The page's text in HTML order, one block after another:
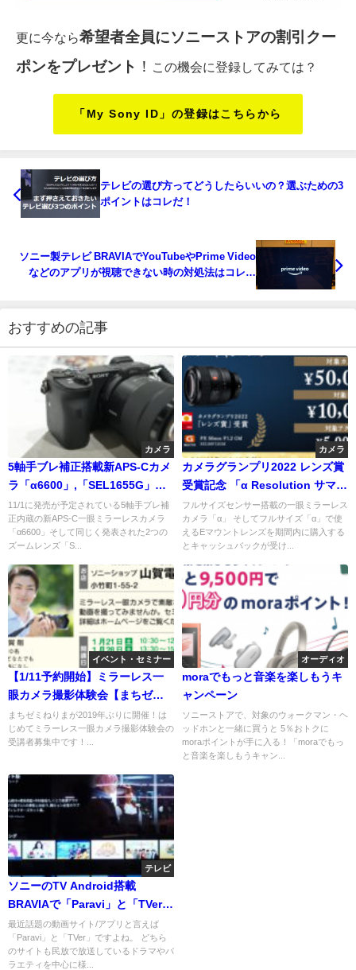
更に今なら希望者全員にソニーストアの割引クー
ポンをプレゼント ！ この機会に登録してみては？
「My Sony ID」の登録はこちらから
テレビの選び方ってどうしたらいいの？選ぶための3
ポイントはコレだ！
ソニー製テレビ BRAVIAでYouTubeやPrime Video
などのアプリが視聴できない時の対処法はコレ！
おすすめの記事
カメラ
5軸手ブレ補正搭載新APS-Cカメ
ラ「α6600」,「SEL1655G」
「SEL70350G」ショールームレ
ポート
11/1に発売が予定されている5軸手ブレ補
正内蔵の新APS-C一眼ミラーレスカメラ
「α6600」そして同じく発表された2つの
ズームレンズ「S...
カメラ
カメラグランプリ2022 レンズ賞
受賞記念 「α Resolution サマー
キャンペーン」対象カメラ本体
の単品購入で最大5万円のキャッ
シュバック！レンズも1万円！同
フルサイズセンサー搭載の一眼ミラーレス
カメラ「α」 そしてフルサイズ「α」で使
えるEマウントレンズを期間内に購入する
とキャッシュバックが受け...
イベント・セミナー
【1/11予約開始】ミラーレス一
眼カメラ撮影体験会【まちゼミ
ねりま】
まちゼミねりまが2019年ぶりに開催！は
じめてミラーレス一眼カメラ撮影体験会の
受講者募集中です！...
オーディオ
moraでもっと音楽を楽しもうキ
ャンペーン
ソニーストアで、対象のウォークマン・ヘ
ッドホンと一緒に買うと 5％おトクに
moraポイントが手に入る！「moraでもっ
と音楽を楽しもうキャン...
テレビ
ソニーのTV Android搭載
BRAVIAで「Paravi」と「TVer」
が見れるって知ってましたか？
どなたでも3分でできるセットア
ップ方法をお教えします！
最近話題の動画サイト/アプリと言えば
「Paravi」と「TVer」ですよね。 どちら
のサイトも民放で放送しているドラマやバ
ラエティを中心に様...